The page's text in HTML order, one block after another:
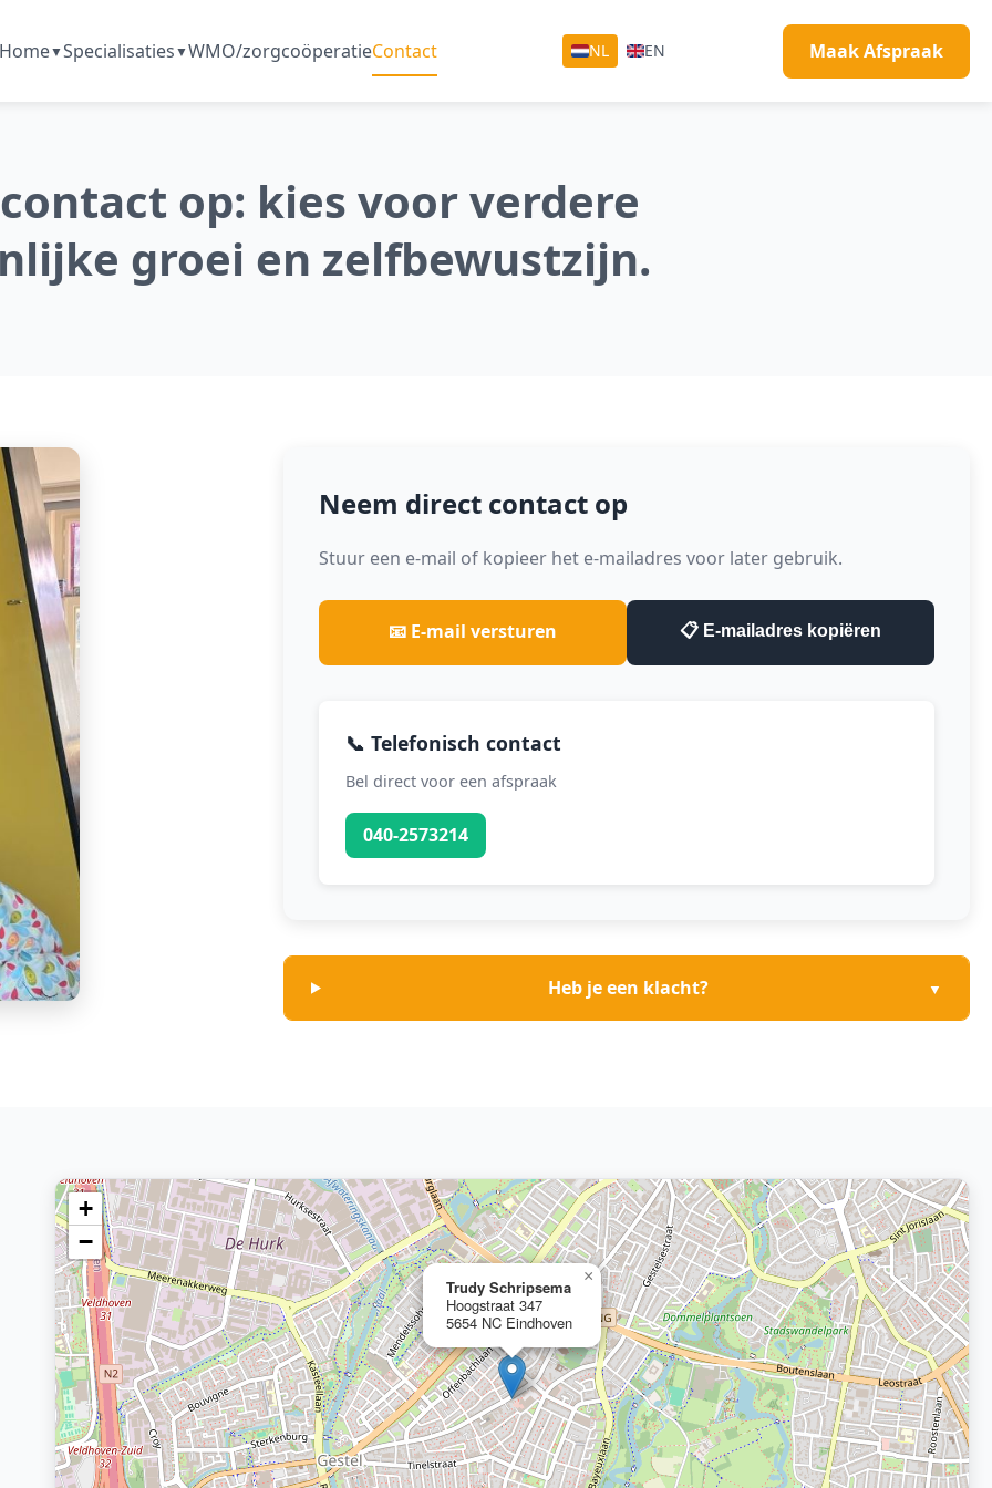
Specialisaties WMO/zorgcoöperatieContact NL EN Maak Afspraak
op: kies voor verdere
groei en zelfbewustzijn.
Neem direct contact op
Stuur een e-mail of kopieer het e-mailadres voor later gebruik.
📧 E-mail versturen 📋 E-mailadres kopiëren
📞 Telefonisch contact
Bel direct voor een afspraak
040-2573214
Heb je een klacht?
Trudy Schripsema
Hoogstraat 347
5654 NC Eindhoven
×
+
−